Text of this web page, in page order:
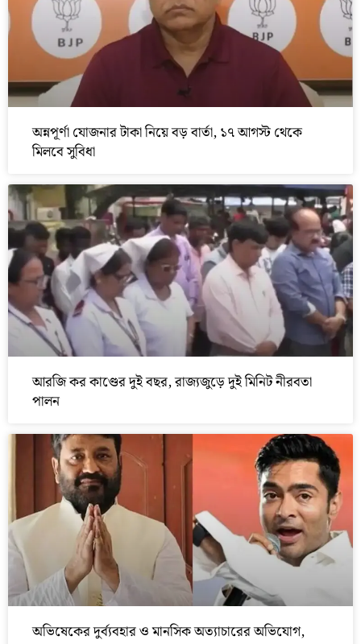
অন্নপূর্ণা যোজনার টাকা নিয়ে বড় বার্তা, ১৭ আগস্ট থেকে
মিলবে সুবিধা
আরজি কর কাণ্ডের দুই বছর, রাজ্যজুড়ে দুই মিনিট নীরবতা
পালন
অভিষেকের দুর্ব্যবহার ও মানসিক অত্যাচারের অভিযোগ,